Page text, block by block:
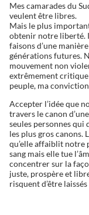
Mes camarades du
veulent être libres.
Mais le plus
obtenir notre liberté.
faisons d’une
générations futures.
mouvement non
extrêmement critique
peuple, ma conviction
Accepter l’idée que
travers le canon
seules personnes qui
les plus gros canons.
qu’elle affaiblit notre
sang mais elle tue
concentrer sur la
juste, prospère et
risquent d’être